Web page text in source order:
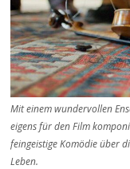
Mit einem wundervollen
eigens für den Film
feingeistige Komödie über
Leben.